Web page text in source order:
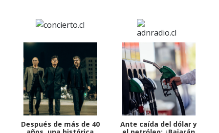
Después de más de 40
Ante caída del dólar y